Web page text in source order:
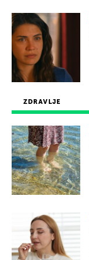
ZDRAVLJE